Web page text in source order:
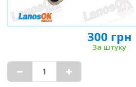
300 грн
За штуку